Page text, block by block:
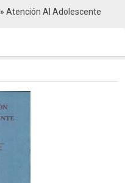
Atención Al Adolescente